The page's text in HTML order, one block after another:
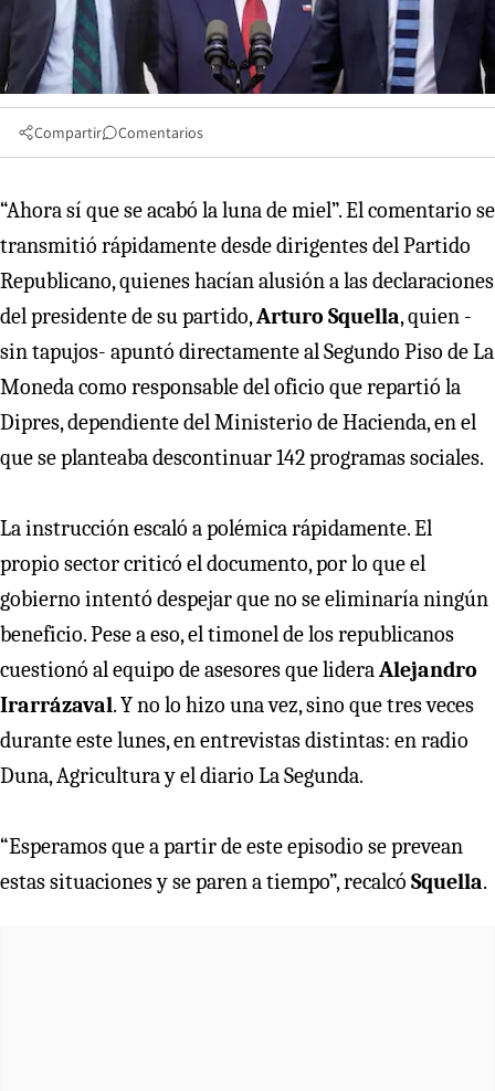
Compartir Comentarios
“Ahora sí que se acabó la luna de miel”. El comentario se
transmitió rápidamente desde dirigentes del Partido
Republicano, quienes hacían alusión a las declaraciones
del presidente de su partido,Arturo Squella, quien -
sin tapujos- apuntó directamente al Segundo Piso de La
Moneda como responsable del oficio que repartió la
Dipres, dependiente del Ministerio de Hacienda, en el
que se planteaba descontinuar 142 programas sociales.
La instrucción escaló a polémica rápidamente. El
propio sector criticó el documento, por lo que el
gobierno intentó despejar que no se eliminaría ningún
beneficio. Pese a eso, el timonel de los republicanos
cuestionó al equipo de asesores que lideraAlejandro
Irarrázaval. Y no lo hizo una vez, sino que tres veces
durante este lunes, en entrevistas distintas: en radio
Duna, Agricultura y el diario La Segunda.
“Esperamos que a partir de este episodio se prevean
estas situaciones y se paren a tiempo”, recalcó Squella.